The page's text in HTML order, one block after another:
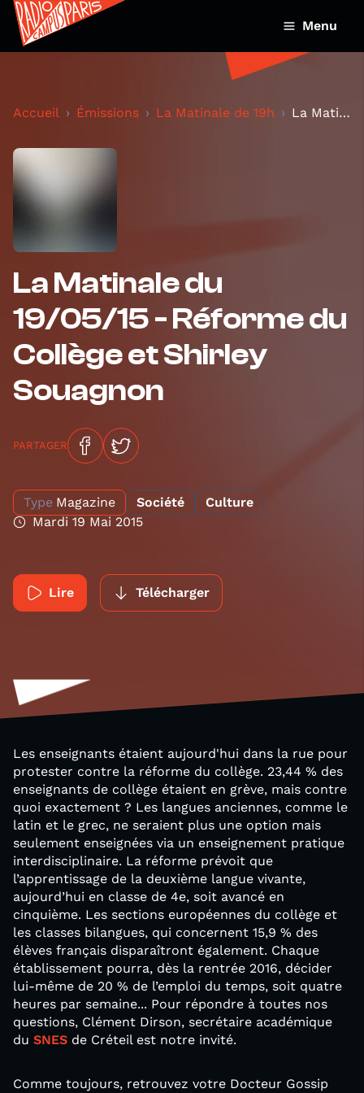
Menu
Accueil Émissions La Matinale de 19h La Matinale du 19/05/15 - Réforme du Collège et Sh...
La Matinale du
19/05/15 - Réforme du
Collège et Shirley
Souagnon
PARTAGER
Type Magazine Société
Culture
Mardi 19 Mai 2015
Lire Télécharger
Les enseignants étaient aujourd'hui dans la rue pour
protester contre la réforme du collège. 23,44 % des
enseignants de collège étaient en grève, mais contre
quoi exactement ? Les langues anciennes, comme le
latin et le grec, ne seraient plus une option mais
seulement enseignées via un enseignement pratique
interdisciplinaire. La réforme prévoit que
l’apprentissage de la deuxième langue vivante,
aujourd’hui en classe de 4e, soit avancé en
cinquième. Les sections européennes du collège et
les classes bilangues, qui concernent 15,9 % des
élèves français disparaîtront également. Chaque
établissement pourra, dès la rentrée 2016, décider
lui-même de 20 % de l’emploi du temps, soit quatre
heures par semaine... Pour répondre à toutes nos
questions, Clément Dirson, secrétaire académique
du SNES de Créteil est notre invité.
Comme toujours, retrouvez votre Docteur Gossip